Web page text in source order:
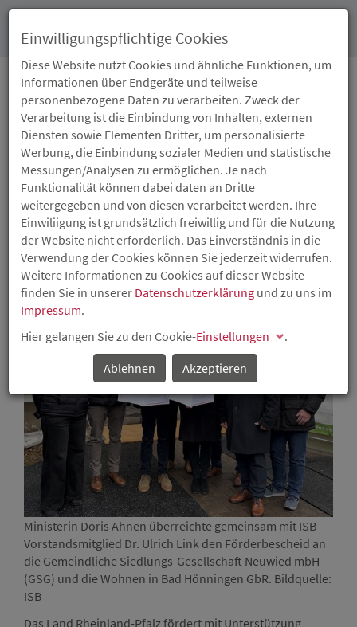
05.12.2025
SOZIALER
WOHNUNGSBAU IM
LANDKREIS NEUWIED
ISB-Darlehenin Höhe von rund 9,7 Millionen Euro und
Tilgungszuschüsse von rund 4,1 Millionen Euro
Ministerin Doris Ahnen überreichte gemeinsam mit ISB-
Vorstandsmitglied Dr. Ulrich Link den Förderbescheid an
die Gemeindliche Siedlungs-Gesellschaft Neuwied mbH
(GSG) und die Wohnen in Bad Hönningen GbR. Bildquelle:
ISB
Das Land Rheinland-Pfalz fördert mit Unterstützung
Einwilligungspflichtige Cookies
Diese Website nutzt Cookies und ähnliche Funktionen, um
Informationen über Endgeräte und teilweise
personenbezogene Daten zu verarbeiten. Zweck der
Verarbeitung ist die Einbindung von Inhalten, externen
Diensten sowie Elementen Dritter, um personalisierte
Werbung, die Einbindung sozialer Medien und statistische
Messungen/Analysen zu ermöglichen. Je nach
Funktionalität können dabei daten an Dritte
weitergegeben und von diesen verarbeitet werden. Ihre
Einwiliigung ist grundsätzlich freiwillig und für die Nutzung
der Website nicht erforderlich. Das Einverständnis in die
Verwendung der Cookies können Sie jederzeit widerrufen.
Weitere Informationen zu Cookies auf dieser Website
finden Sie in unserer Datenschutzerklärung und zu uns im
Impressum.
Hier gelangen Sie zu den Cookie-Einstellungen
.
Ablehnen
Akzeptieren